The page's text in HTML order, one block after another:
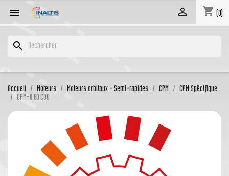
 shopping_cart (0)

search
Accueil Moteurs Moteurs orbitaux - Semi-rapides CPM
CPM Spécifique
CPM-Q 80 COU